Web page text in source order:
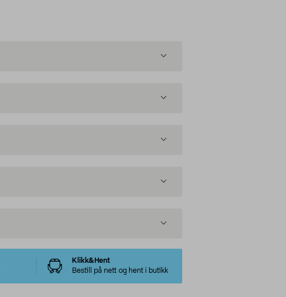
Klikk&Hent
Bestill på nett og hent i butikk